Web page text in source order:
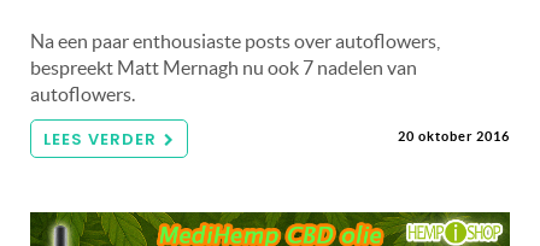
Na een paar enthousiaste posts over autoflowers,
bespreekt Matt Mernagh nu ook 7 nadelen van
autoflowers.
LEES VERDER 20 oktober 2016